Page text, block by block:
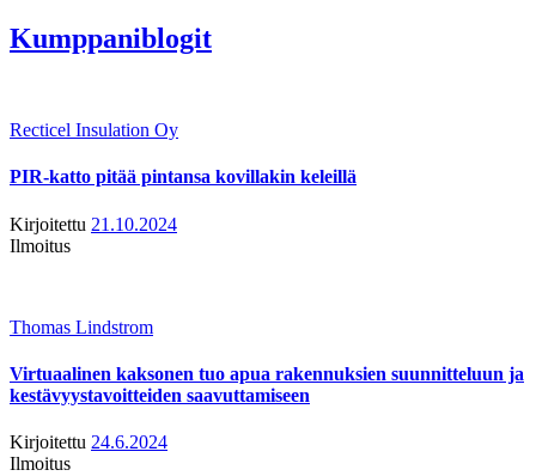
Kumppaniblogit
Recticel Insulation Oy
PIR-katto pitää pintansa kovillakin keleillä
Kirjoitettu 21.10.2024
Ilmoitus
Thomas Lindstrom
Virtuaalinen kaksonen tuo apua rakennuksien suunnitteluun ja
kestävyystavoitteiden saavuttamiseen
Kirjoitettu 24.6.2024
Ilmoitus